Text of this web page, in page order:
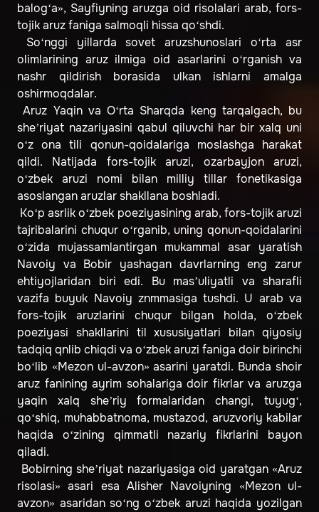
balog‘a», Sayfiyning aruzga oid risolalari arab, fors-
tojik aruz faniga salmoqli hissa qo‘shdi.
So‘nggi yillarda sovet aruzshunoslari o‘rta asr
olimlarining aruz ilmiga oid asarlarini o‘rganish va
nashr qildirish borasida ulkan ishlarni amalga
oshirmoqdalar.
Aruz Yaqin va O‘rta Sharqda keng tarqalgach, bu
she’riyat nazariyasini qabul qiluvchi har bir xalq uni
o‘z ona tili qonun-qoidalariga moslashga harakat
qildi. Natijada fors-tojik aruzi, ozarbayjon aruzi,
o‘zbek aruzi nomi bilan milliy tillar fonetikasiga
asoslangan aruzlar shakllana boshladi.
Ko‘p asrlik o‘zbek poeziyasining arab, fors-tojik aruzi
tajribalarini chuqur o‘rganib, uning qonun-qoidalarini
o‘zida mujassamlantirgan mukammal asar yaratish
Navoiy va Bobir yashagan davrlarning eng zarur
ehtiyojlaridan biri edi. Bu mas’uliyatli va sharafli
vazifa buyuk Navoiy znmmasiga tushdi. U arab va
fors-tojik aruzlarini chuqur bilgan holda, o‘zbek
poeziyasi shakllarini til xususiyatlari bilan qiyosiy
tadqiq qnlib chiqdi va o‘zbek aruzi faniga doir birinchi
bo‘lib «Mezon ul-avzon» asarini yaratdi. Bunda shoir
aruz fanining ayrim sohalariga doir fikrlar va aruzga
yaqin xalq she’riy formalaridan changi, tuyug‘,
qo‘shiq, muhabbatnoma, mustazod, aruzvoriy kabilar
haqida o‘zining qimmatli nazariy fikrlarini bayon
qiladi.
Bobirning she’riyat nazariyasiga oid yaratgan «Aruz
risolasi» asari esa Alisher Navoiyning «Mezon ul-
avzon» asaridan so‘ng o‘zbek aruzi haqida yozilgan